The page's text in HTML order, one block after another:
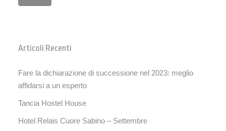
Articoli Recenti
Fare la dichiarazione di successione nel 2023: meglio
affidarsi a un esperto
Tancia Hostel House
Hotel Relais Cuore Sabino – Settembre